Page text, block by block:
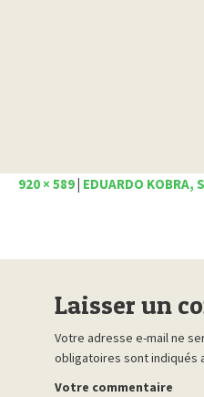
920 × 589| EDUARDO KOBRA,
Laisser un
Votre adresse e-mail ne
obligatoires sont indiqués
Votre commentaire